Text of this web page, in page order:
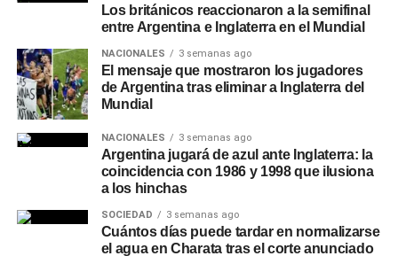
Los británicos reaccionaron a la semifinal
entre Argentina e Inglaterra en el Mundial
NACIONALES 3 semanas ago
El mensaje que mostraron los jugadores
de Argentina tras eliminar a Inglaterra del
Mundial
NACIONALES 3 semanas ago
Argentina jugará de azul ante Inglaterra: la
coincidencia con 1986 y 1998 que ilusiona
a los hinchas
SOCIEDAD 3 semanas ago
Cuántos días puede tardar en normalizarse
el agua en Charata tras el corte anunciado